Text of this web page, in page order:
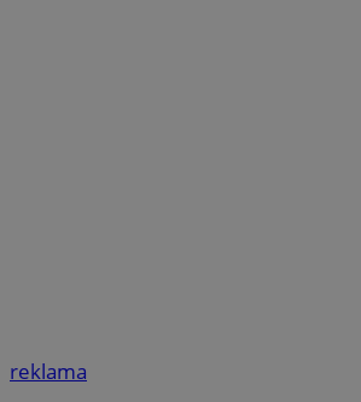
reklama